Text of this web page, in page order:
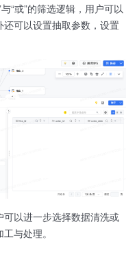
“或”的筛选逻辑，用户可以
可以设置抽取参数，设置
以进一步选择数据清洗或
与处理。